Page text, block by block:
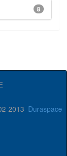
8
2013 Duraspace